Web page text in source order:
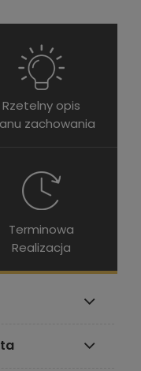
Rzetelny opis
zachowania
Terminowa
Realizacja